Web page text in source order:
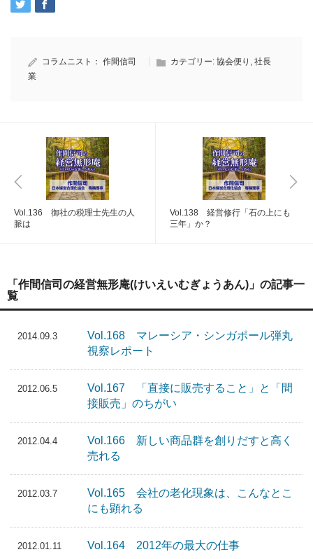
コラムニスト： 作間信司 カテゴリー: 協会便り , 社長
業
Vol.136 御社の税理士先生の人
脈は
Vol.138 経営修行「石の上にも
三年」か？
「作間信司の経営無形庵(けいえいむぎょうあん)」の記事一
覧
2014.09.3
Vol.168 マレーシア・シンガポール弾丸
視察レポート
2012.06.5
Vol.167 「直接に販売すること」と「間
接販売」のちがい
2012.04.4
Vol.166 新しい商品群を創りだすと高く
売れる
2012.03.7
Vol.165 会社の老化現象は、こんなとこ
にも顕れる
2012.01.11 Vol.164 2012年の最大の仕事